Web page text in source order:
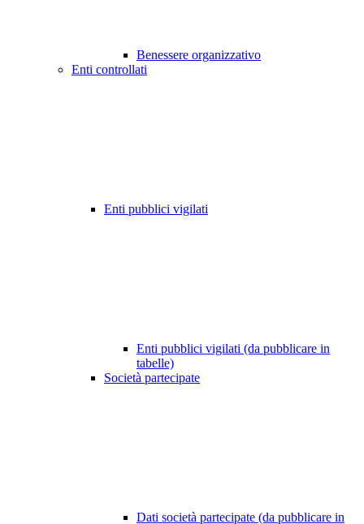
Benessere organizzativo
Enti controllati
Enti pubblici vigilati
Enti pubblici vigilati (da pubblicare in
tabelle)
Società partecipate
Dati società partecipate (da pubblicare in